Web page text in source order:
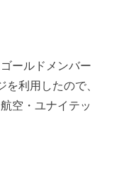
ールドメンバー
利用したので、
空・ユナイテッ